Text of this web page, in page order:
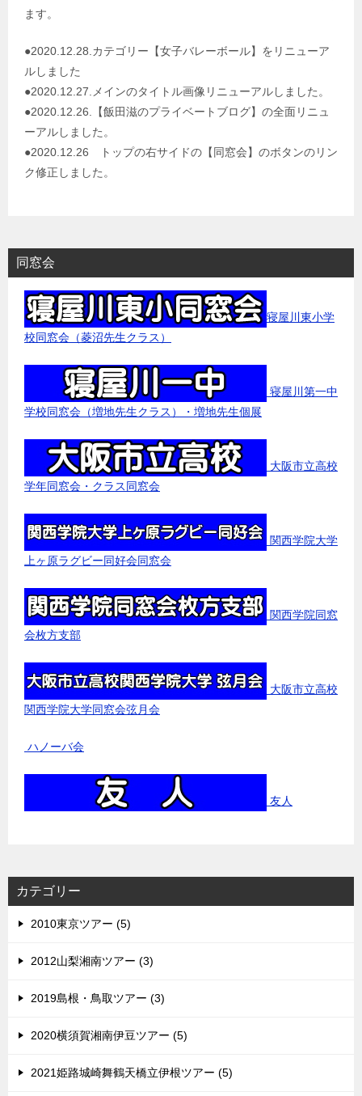
ます。
●2020.12.28.カテゴリー【女子バレーボール】をリニューア
ルしました
●2020.12.27.メインのタイトル画像リニューアルしました。
●2020.12.26.【飯田滋のプライベートブログ】の全面リニュ
ーアルしました。
●2020.12.26 トップの右サイドの【同窓会】のボタンのリン
ク修正しました。
同窓会
寝屋川東小学
校同窓会（菱沼先生クラス）
寝屋川第一中
学校同窓会（増地先生クラス）・増地先生個展
大阪市立高校
学年同窓会・クラス同窓会
関西学院大学
上ヶ原ラグビー同好会同窓会
関西学院同窓
会枚方支部
大阪市立高校
関西学院大学同窓会弦月会
ハノーバ会
友人
カテゴリー
2010東京ツアー (5)
2012山梨湘南ツアー (3)
2019島根・鳥取ツアー (3)
2020横須賀湘南伊豆ツアー (5)
2021姫路城崎舞鶴天橋立伊根ツアー (5)